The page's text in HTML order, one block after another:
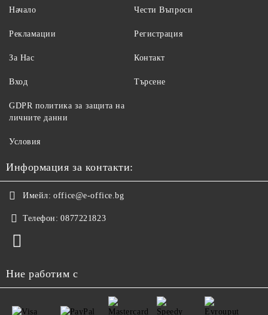
Начало
Рекламации
За Нас
Вход
Чести Въпроси
Регистрация
Контакт
Търсене
GDPR политика за защита на
личните данни
Условия
Информация за контакти:
Имейл: office@e-office.bg
Телефон: 0877221823
Ние работим с